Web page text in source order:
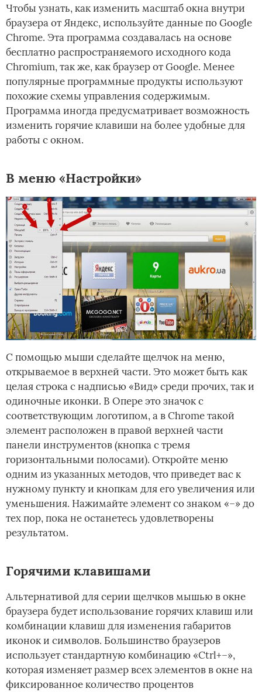
Чтобы узнать, как изменить масштаб окна внутри
браузера от Яндекс, используйте данные по Google
Chrome. Эта программа создавалась на основе
бесплатно распространяемого исходного кода
Chromium, так же, как браузер от Google. Менее
популярные программные продукты используют
похожие схемы управления содержимым.
Программа иногда предусматривает возможность
изменить горячие клавиши на более удобные для
работы с окном.
В меню «Настройки»
С помощью мыши сделайте щелчок на меню,
открываемое в верхней части. Это может быть как
целая строка с надписью «Вид» среди прочих, так и
одиночные иконки. В Опере это значок с
соответствующим логотипом, а в Chrome такой
элемент расположен в правой верхней части
панели инструментов (кнопка с тремя
горизонтальными полосами). Откройте меню
одним из указанных методов, что приведет вас к
нужному пункту и кнопкам для его увеличения или
уменьшения. Нажимайте элемент со знаком «–» до
тех пор, пока не останетесь удовлетворены
результатом.
Горячими клавишами
Альтернативой для серии щелчков мышью в окне
браузера будет использование горячих клавиш или
комбинации клавиш для изменения габаритов
иконок и символов. Большинство браузеров
использует стандартную комбинацию «Ctrl+–»,
которая изменяет размер всех элементов в окне на
фиксированное количество процентов